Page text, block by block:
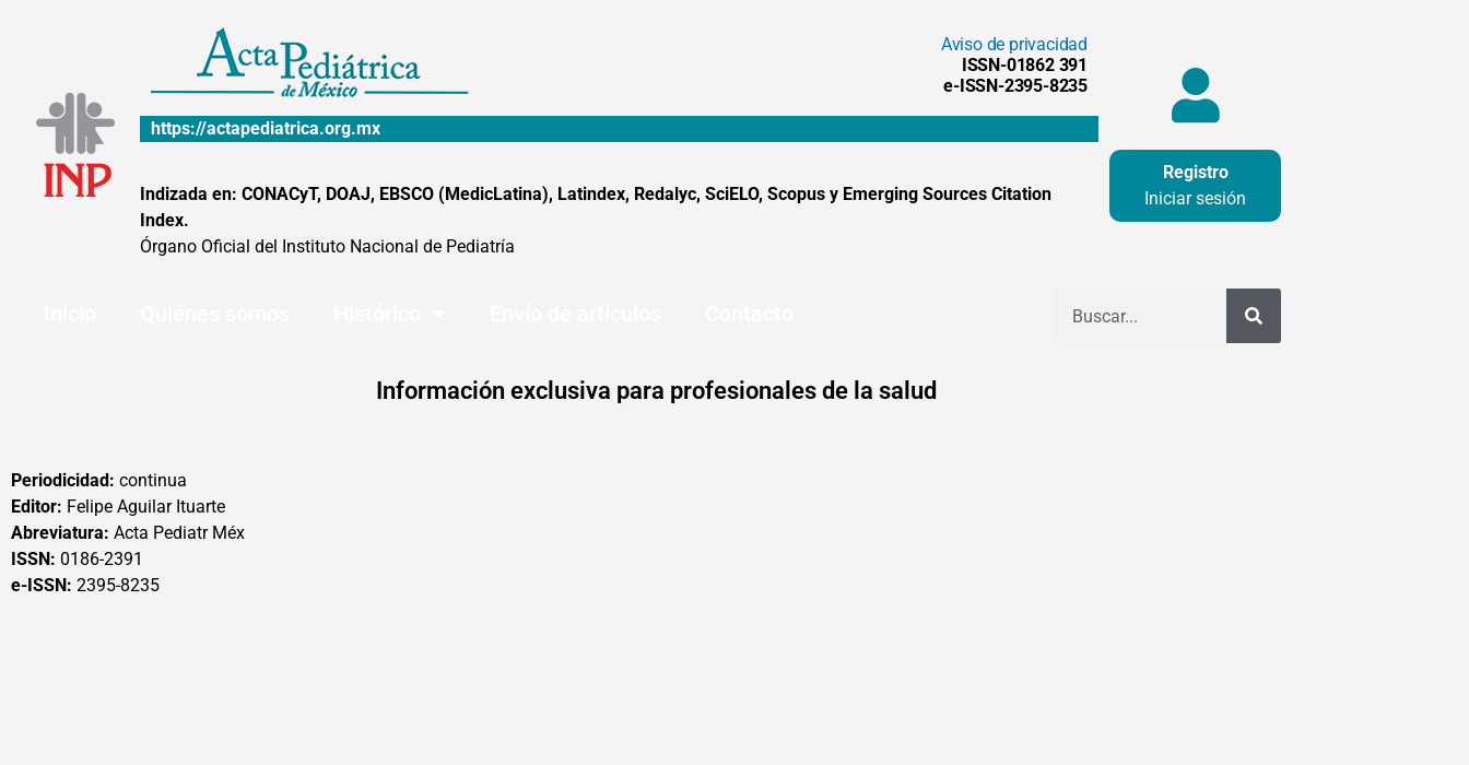
Aviso de privacidad
ISSN-01862 391
e-ISSN-2395-8235
https://actapediatrica.org.mx
Indizada en: CONACyT, DOAJ, EBSCO (MedicLatina), Latindex, Redalyc, SciELO, Scopus y Emerging Sources Citation
Index.
Órgano Oficial del Instituto Nacional de Pediatría
Registro
Iniciar sesión
Información exclusiva para profesionales de la salud
Periodicidad: continua
Editor: Felipe Aguilar Ituarte
Abreviatura: Acta Pediatr Méx
ISSN: 0186-2391
e-ISSN: 2395-8235